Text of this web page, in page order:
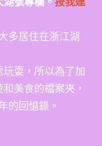
多居住在浙江湖
耍，所以為了加
美食的檔案夾，
的回憶錄。